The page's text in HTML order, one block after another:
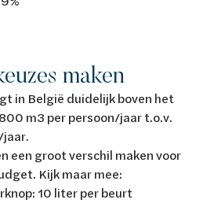
maken
in België duidelijk boven het
m3 per persoon/jaar t.o.v.
jaar.
een groot verschil maken voor
Kijk maar mee:
10 liter per beurt